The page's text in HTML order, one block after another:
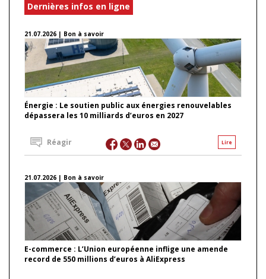
Dernières infos en ligne
21.07.2026 | Bon à savoir
Énergie : Le soutien public aux énergies renouvelables
dépassera les 10 milliards d’euros en 2027
Lire
Réagir
21.07.2026 | Bon à savoir
E-commerce : L’Union européenne inflige une amende
record de 550 millions d’euros à AliExpress